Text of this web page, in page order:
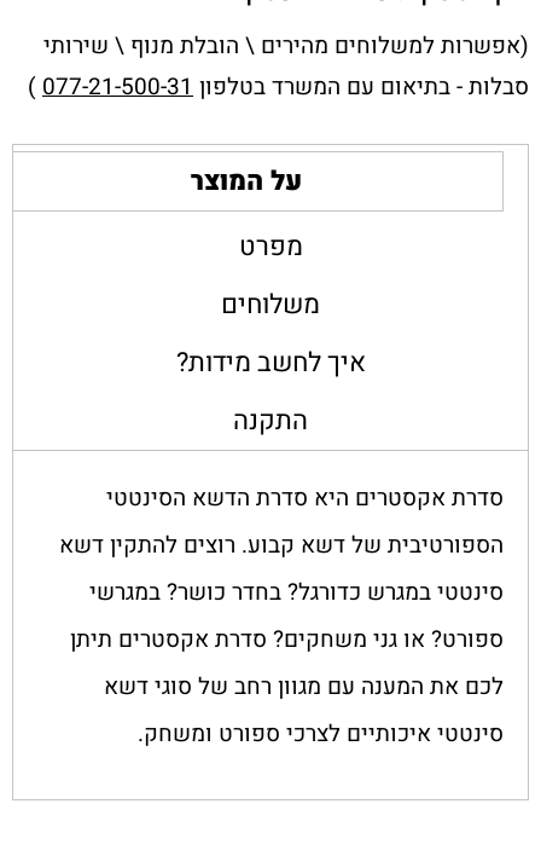
(אפשרות למשלוחים מהירים \ הובלת מנוף \ שירותי
סבלות - בתיאום עם המשרד בטלפון077-21-500-31
)
על המוצר
מפרט
משלוחים
איך לחשב מידות?
התקנה
סדרת אקסטרים היא סדרת הדשא הסינטטי
הספורטיבית של דשא קבוע. רוצים להתקין דשא
סינטטי במגרש כדורגל? בחדר כושר? במגרשי
ספורט? או גני משחקים? סדרת אקסטרים תיתן
לכם את המענה עם מגוון רחב של סוגי דשא
סינטטי איכותיים לצרכי ספורט ומשחק.